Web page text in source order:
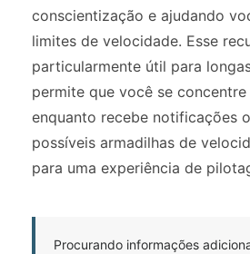
conscientização e ajudando
limites de velocidade. Esse
particularmente útil para
permite que você se concentre
enquanto recebe notificações
possíveis armadilhas de
para uma experiência de
Procurando informações